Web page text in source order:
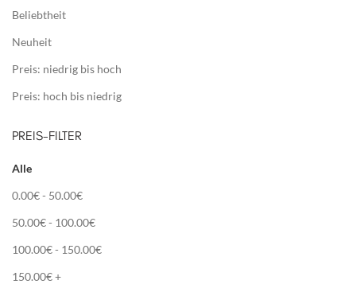
Beliebtheit
Neuheit
Preis: niedrig bis hoch
Preis: hoch bis niedrig
PREIS-FILTER
Alle
0.00€- 50.00€
50.00€- 100.00€
100.00€- 150.00€
150.00€+